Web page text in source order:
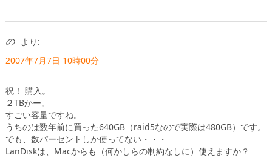
の より:
2007年7月7日 10時00分
祝！ 購入。
２TBかー。
すごい容量ですね。
うちのは数年前に買った640GB（raid5なので実際は480GB）です。
でも、数パーセントしか使ってない・・・
LanDiskは、Macからも（何かしらの制約なしに）使えますか？